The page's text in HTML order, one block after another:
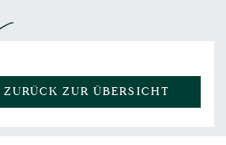
ZURÜCK ZUR ÜBERSICHT